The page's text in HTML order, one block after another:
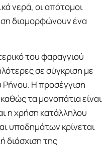
νερά, οι απότομοι
διαμορφώνουν ένα
του φαραγγιού
σε σύγκριση με
Η προσέγγιση
τα μονοπάτια είναι
η χρήση κατάλληλου
υποδημάτων κρίνεται
διάσχιση της